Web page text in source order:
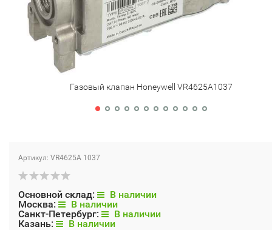
Газовый клапан Honeywell VR4625A1037
Артикул: VR4625A 1037
Основной склад:
В наличии
Москва:
В наличии
Санкт-Петербург:
В наличии
Казань:
В наличии